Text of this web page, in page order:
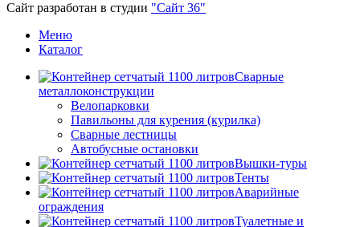
Сайт разработан в студии "Сайт 36"
Меню
Каталог
Сварные
металлоконструкции
Велопарковки
Павильоны для курения (курилка)
Сварные лестницы
Автобусные остановки
Вышки-туры
Тенты
Аварийные
ограждения
Туалетные и